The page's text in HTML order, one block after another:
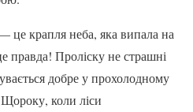
це крапля неба, яка випала на
правда! Проліску не страшні
добре у прохолодному
коли ліси